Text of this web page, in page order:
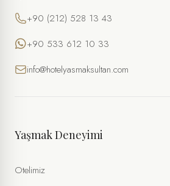
+90 (212) 528 13 43
+90 533 612 10 33
info@hotelyasmaksultan.com
Yaşmak Deneyimi
Otelimiz